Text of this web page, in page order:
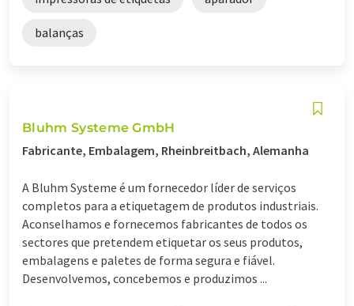
balanças
Bluhm Systeme GmbH
Fabricante, Embalagem, Rheinbreitbach, Alemanha
A Bluhm Systeme é um fornecedor líder de serviços
completos para a etiquetagem de produtos industriais.
Aconselhamos e fornecemos fabricantes de todos os
sectores que pretendem etiquetar os seus produtos,
embalagens e paletes de forma segura e fiável.
Desenvolvemos, concebemos e produzimos ...